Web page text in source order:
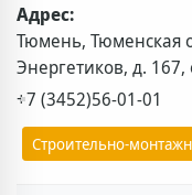
Адрес:
Тюмень, Тюменская
Энергетиков, д. 167,
+7 (3452)56-01-01
Строительно-